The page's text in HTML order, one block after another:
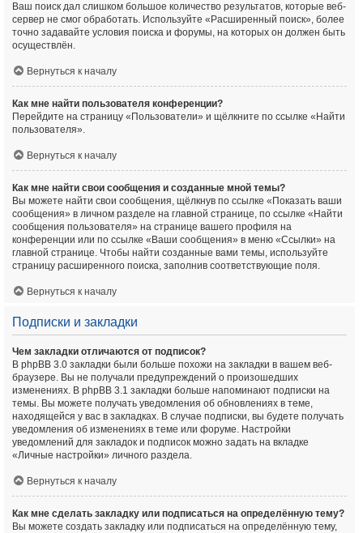
Ваш поиск дал слишком большое количество результатов, которые веб-
сервер не смог обработать. Используйте «Расширенный поиск», более
точно задавайте условия поиска и форумы, на которых он должен быть
осуществлён.
Вернуться к началу
Как мне найти пользователя конференции?
Перейдите на страницу «Пользователи» и щёлкните по ссылке «Найти
пользователя».
Вернуться к началу
Как мне найти свои сообщения и созданные мной темы?
Вы можете найти свои сообщения, щёлкнув по ссылке «Показать ваши
сообщения» в личном разделе на главной странице, по ссылке «Найти
сообщения пользователя» на странице вашего профиля на
конференции или по ссылке «Ваши сообщения» в меню «Ссылки» на
главной странице. Чтобы найти созданные вами темы, используйте
страницу расширенного поиска, заполнив соответствующие поля.
Вернуться к началу
Подписки и закладки
Чем закладки отличаются от подписок?
В phpBB 3.0 закладки были больше похожи на закладки в вашем веб-
браузере. Вы не получали предупреждений о произошедших
изменениях. В phpBB 3.1 закладки больше напоминают подписки на
темы. Вы можете получать уведомления об обновлениях в теме,
находящейся у вас в закладках. В случае подписки, вы будете получать
уведомления об изменениях в теме или форуме. Настройки
уведомлений для закладок и подписок можно задать на вкладке
«Личные настройки» личного раздела.
Вернуться к началу
Как мне сделать закладку или подписаться на определённую тему?
Вы можете создать закладку или подписаться на определённую тему,